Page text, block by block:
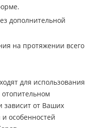
дополнительной
на протяжении всего
для использования
отопительном
от Ваших
особенностей